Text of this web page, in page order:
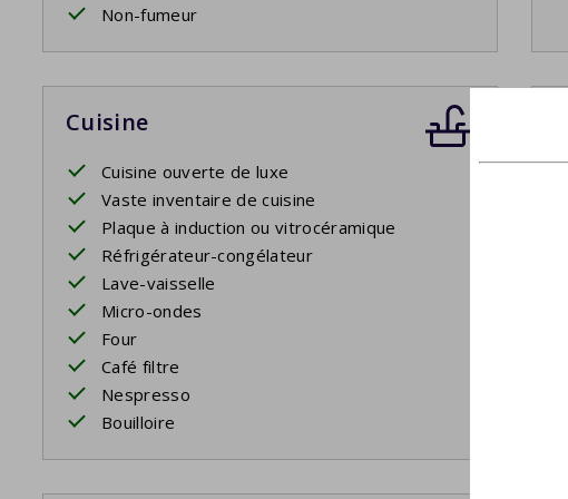
Non-fumeur
Cuisine
Cuisine ouverte de luxe
Vaste inventaire de cuisine
Plaque à induction ou vitrocéramique
Réfrigérateur-congélateur
Lave-vaisselle
Micro-ondes
Four
Café filtre
Nespresso
Bouilloire